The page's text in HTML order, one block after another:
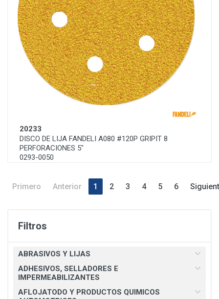
Filtros
ABRASIVOS Y LIJAS
ADHESIVOS, SELLADORES E
IMPERMEABILIZANTES
AFLOJATODO Y PRODUCTOS QUIMICOS
20233
DISCO DE LIJA FANDELI A080 #120P GRIPIT 8
PERFORACIONES 5"
0293-0050
Primero Anterior 1 2 3 4 5 6